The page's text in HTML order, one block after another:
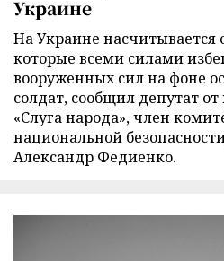
Украине
На Украине насчитывается
которые всеми силами
вооруженных сил на фоне
солдат, сообщил депутат
«Слуга народа», член
национальной
Александр Федиенко.